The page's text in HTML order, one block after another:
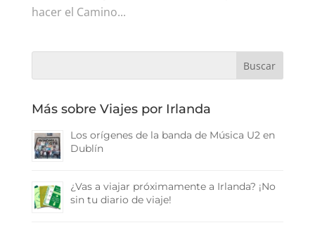
hacer el Camino...
Más sobre Viajes por Irlanda
Los orígenes de la banda de Música U2 en
Dublín
¿Vas a viajar próximamente a Irlanda? ¡No
sin tu diario de viaje!